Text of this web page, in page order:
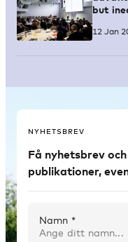
but
12 Jan
NYHETSBREV
Få nyhetsbrev
publikationer,
Namn *